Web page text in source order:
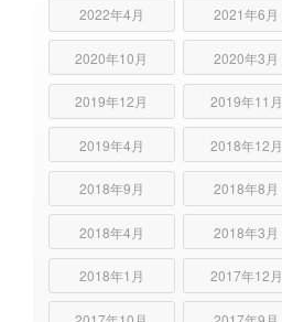
2022年4月 2021年6月
2020年10月 2020年3月
2019年12月 2019年11月
2019年4月 2018年12月
2018年9月 2018年8月
2018年4月 2018年3月
2018年1月 2017年12月